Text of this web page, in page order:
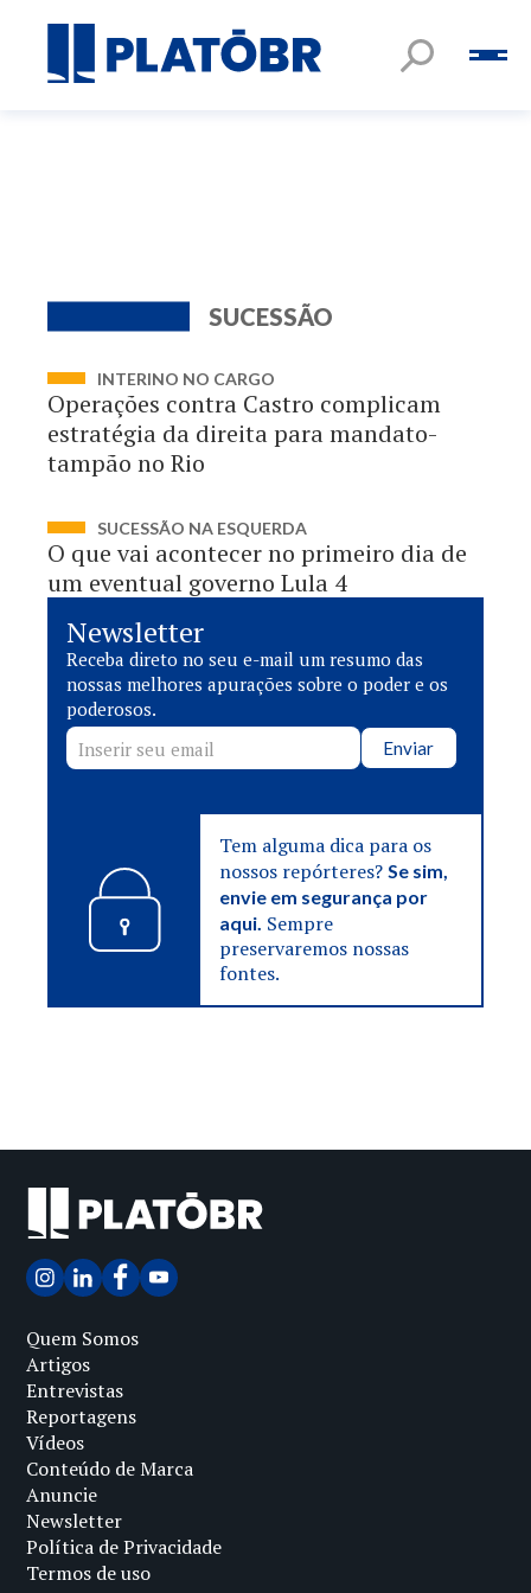
SUCESSÃO
INTERINO NO CARGO
Operações contra Castro complicam
estratégia da direita para mandato-
tampão no Rio
SUCESSÃO NA ESQUERDA
O que vai acontecer no primeiro dia de
um eventual governo Lula 4
Newsletter
Receba direto no seu e-mail um resumo das
nossas melhores apurações sobre o poder e os
poderosos.
Enviar
Tem alguma dica para os
nossos repórteres?Se sim,
envie em segurança por
aqui. Sempre
preservaremos nossas
fontes.
Quem Somos
Artigos
Entrevistas
Reportagens
Vídeos
Conteúdo de Marca
Anuncie
Newsletter
Política de Privacidade
Termos de uso